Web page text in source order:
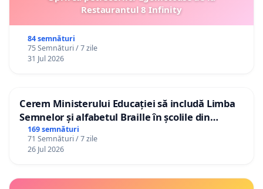
Restaurantul 8 Infinity
84 semnături
75 Semnături / 7 zile
31 Jul 2026
Cerem Ministerului Educației să includă Limba
Semnelor și alfabetul Braille în școlile din
Republica Moldova!
169 semnături
71 Semnături / 7 zile
26 Jul 2026